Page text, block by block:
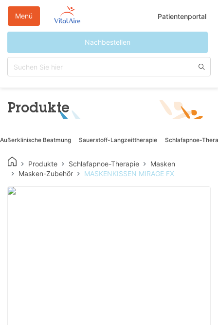
Patientenportal
Nachbestellen
Menü
Produkte
Außerklinische Beatmung Sauerstoff-Langzeittherapie Schlafapnoe-
Produkte Schlafapnoe-Therapie
Masken
Masken-Zubehör
MASKENKISSEN MIRAGE FX